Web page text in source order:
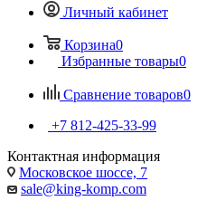
Личный кабинет
Корзина0
Избранные товары0
Сравнение товаров0
+7 812-425-33-99
Контактная информация
Московское шоссе, 7
sale@king-komp.com